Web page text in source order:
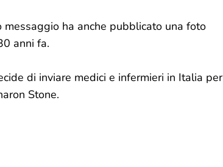
ha anche pubblicato una foto
anni fa.
di inviare medici e infermieri in Italia per
Stone.